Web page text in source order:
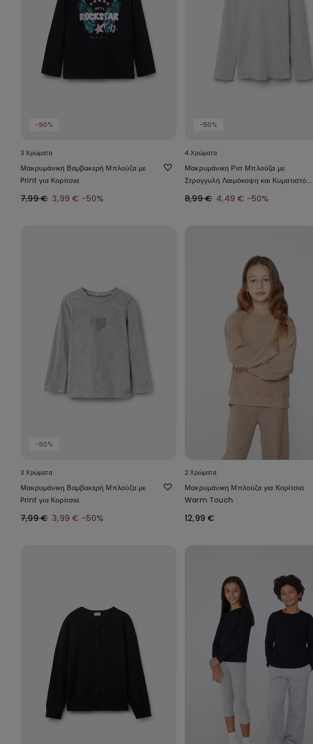
-50%
3 Χρώματα
Μακρυμάνικη Βαμβακερή Μπλούζα με
Print για Κορίτσια
7,99 € 3,99 € -50%
-50%
4 Χρώματα
Μακρυμάνικη Ριπ Μπλούζα με
Στρογγυλή Λαιμόκοψη και Κυματιστό
8,99 € 4,49 € -50%
-50%
3 Χρώματα
Μακρυμάνικη Βαμβακερή Μπλούζα με
Print για Κορίτσια
7,99 € 3,99 € -50%
2 Χρώματα
Μακρυμάνικη Μπλούζα για Κορίτσια
Warm Touch
12,99 €